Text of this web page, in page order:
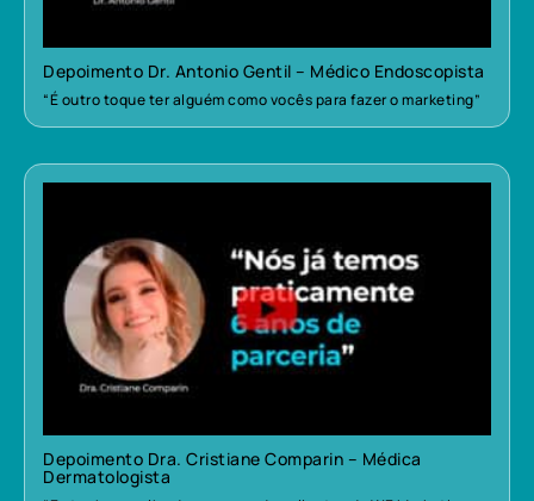
Depoimento Dr. Antonio Gentil – Médico Endoscopista
“É outro toque ter alguém como vocês para fazer o marketing”
Depoimento Dra. Cristiane Comparin – Médica
Dermatologista